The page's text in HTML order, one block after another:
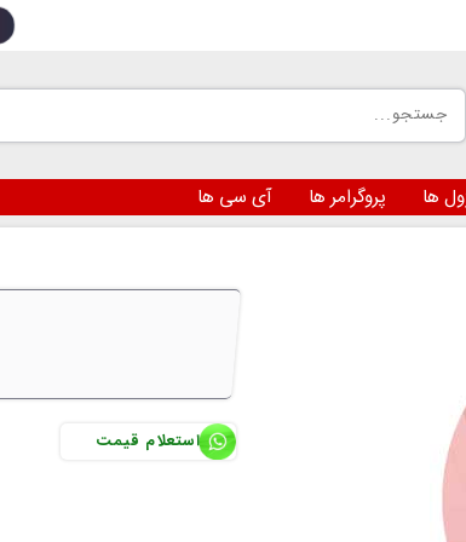
ها پروگرامر ها آی سی ها
استعلام قیمت